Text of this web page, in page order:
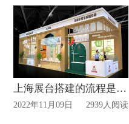
上海展台搭建的流程是什么？
2022年11月09日 2939人阅读